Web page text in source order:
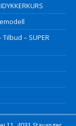
– SUPER